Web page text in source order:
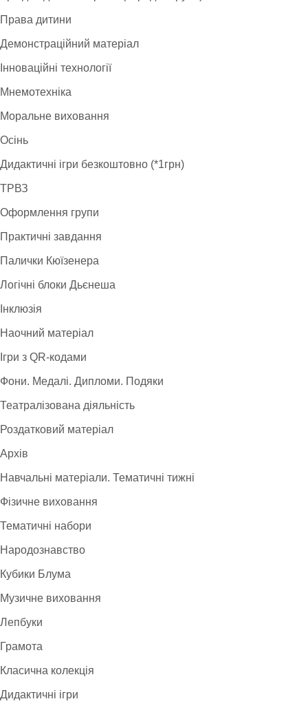
Права дитини
Демонстраційний матеріал
Інноваційні технології
Мнемотехніка
Моральне виховання
Осінь
Дидактичні ігри безкоштовно (*1грн)
ТРВЗ
Оформлення групи
Практичні завдання
Палички Кюїзенера
Логічні блоки Дьєнеша
Інклюзія
Наочний матеріал
Ігри з QR-кодами
Фони. Медалі. Дипломи. Подяки
Театралізована діяльність
Роздатковий матеріал
Архів
Навчальні матеріали. Тематичні тижні
Фізичне виховання
Тематичні набори
Народознавство
Кубики Блума
Музичне виховання
Лепбуки
Грамота
Класична колекція
Дидактичні ігри